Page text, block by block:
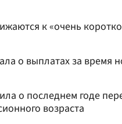
к «очень
о выплатах за время
о последнем годе
возраста